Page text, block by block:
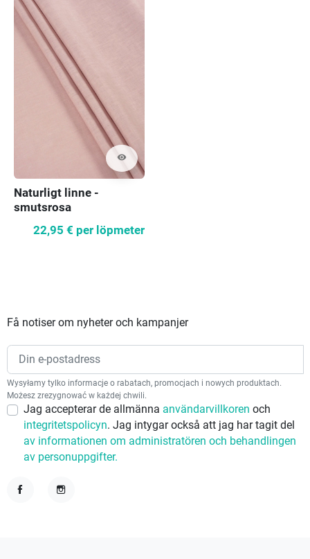
visibility
Naturligt linne -
smutsrosa
22,95 € per löpmeter
Få notiser om nyheter och kampanjer
Wysyłamy tylko informacje o rabatach, promocjach i nowych produktach.
Możesz zrezygnować w każdej chwili.
Jag accepterar de allmänna användarvillkoren och
integritetspolicyn. Jag intygar också att jag har tagit del
av informationen om administratören och behandlingen
av personuppgifter.